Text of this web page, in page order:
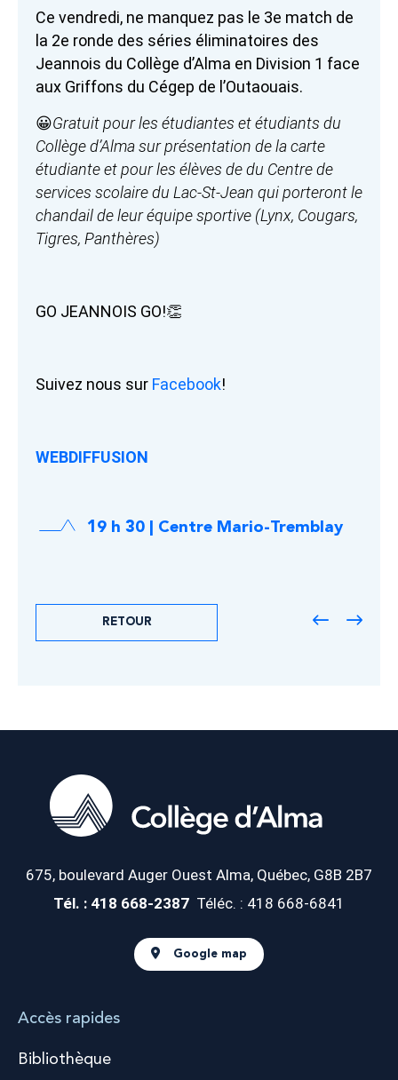
Ce vendredi, ne manquez pas le 3e match de
la 2e ronde des séries éliminatoires des
Jeannois du Collège d’Alma en Division 1 face
aux Griffons du Cégep de l’Outaouais.
😀Gratuit pour les étudiantes et étudiants du
Collège d’Alma sur présentation de la carte
étudiante et pour les élèves de du Centre de
services scolaire du Lac-St-Jean qui porteront le
chandail de leur équipe sportive (Lynx, Cougars,
Tigres, Panthères)
GO JEANNOIS GO!👏
Suivez nous sur Facebook!
WEBDIFFUSION
19 h 30 | Centre Mario-Tremblay
RETOUR
675, boulevard Auger Ouest Alma, Québec, G8B 2B7
Tél. : 418 668-2387 Téléc. : 418 668-6841
Google map
Accès rapides
Bibliothèque